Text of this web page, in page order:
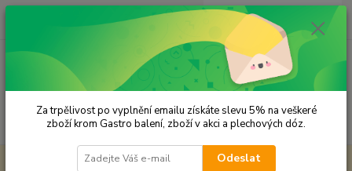
Menu
Hledat
ks
za 0,00 Kč
Plechové dózy - kořenky kořenka -otočné sypátko 0,702266,26
Za trpělivost po vyplnění emailu získáte slevu 5% na veškeré
zboží krom Gastro balení, zboží v akci a plechových dóz.
Odeslat